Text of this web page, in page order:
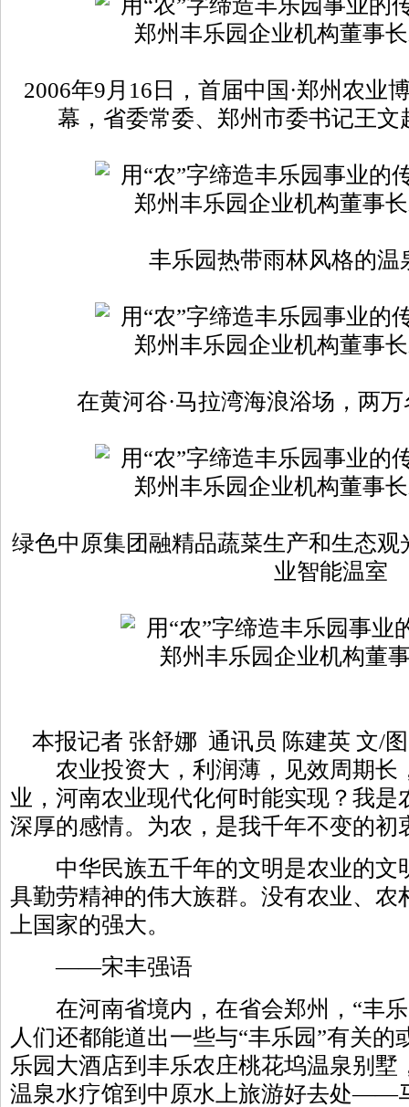
2006年9月16日，首届中国·郑州农业
幕，省委常委、郑州市委书记王
丰乐园热带雨林风格的温
在黄河谷·马拉湾海浪浴场，两
绿色中原集团融精品蔬菜生产和生态
业智能温室
本报记者 张舒娜 通讯员 陈建英 文/图
农业投资大，利润薄，见效周期长
业，河南农业现代化何时能实现？我是
深厚的感情。为农，是我千年不变的初
中华民族五千年的文明是农业的文
具勤劳精神的伟大族群。没有农业、农
上国家的强大。
——宋丰强语
在河南省境内，在省会郑州，“丰乐
人们还都能道出一些与“丰乐园”有关
乐园大酒店到丰乐农庄桃花坞温泉别
温泉水疗馆到中原水上旅游好去处——